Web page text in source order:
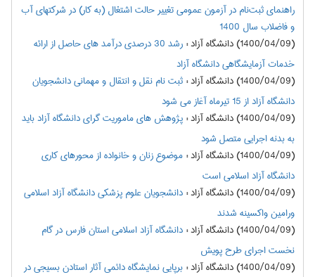
راهنماي ثبت‌نام در آزمون عمومي تغيير حالت اشتغال (به كار) در شركتهاي آب
و فاضلاب سال 1400
(1400/04/09) دانشگاه آزاد
:
رشد 30 درصدی درآمد های حاصل از ارائه
خدمات آزمایشگاهی دانشگاه آزاد
(1400/04/09) دانشگاه آزاد
:ثبت نام نقل و انتقال و مهمانی دانشجویان
دانشگاه آزاد از 15 تیرماه آغاز می شود
(1400/04/09) دانشگاه آزاد
:پژوهش های ماموریت گرای دانشگاه آزاد باید
به بدنه اجرایی متصل شود
(1400/04/09) دانشگاه آزاد
:موضوع زنان و خانواده از محورهای کاری
دانشگاه آزاد اسلامی است
(1400/04/09) دانشگاه آزاد
:دانشجویان علوم پزشکی دانشگاه آزاد اسلامی
ورامین واکسینه شدند
(1400/04/09) دانشگاه آزاد
:دانشگاه آزاد اسلامی استان فارس در گام
نخست اجرای طرح پویش
(1400/04/09) دانشگاه آزاد
:برپایی نمایشگاه دائمی آثار استادن بسیجی در